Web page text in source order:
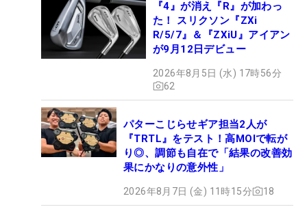
『4』が消え『R』が加わっ
た！ スリクソン『ZXi
R/5/7』＆『ZXiU』アイアン
が9月12日デビュー
2026年8月5日 (水) 17時56分
62
パターこじらせギア担当2人が
『TRTL』をテスト！高MOIで転が
り◎、調節も自在で「結果の改善効
果にかなりの意外性」
2026年8月7日 (金) 11時15分 18